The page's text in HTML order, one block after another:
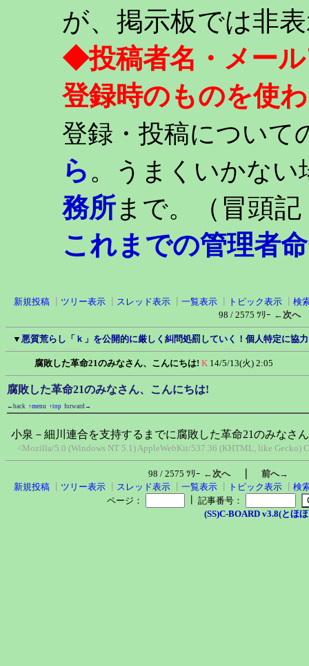
が、掲示板では非
◆投稿者名・メー
登録時のものを使
登録・投稿について
ら。うまくいかない
務所まで。 （冒
これまでの管理者
新規投稿 ツリー表示 スレッド表示 一覧表示 トピック表示
検
98 / 2575 ﾂﾘｰ ←次へ
▼ 悪質荒らし「ｋ」を公開的に厳しく糾問処罰していく！個人特定に協
腐敗した革命21のみなさん、こんにちは! K 14/5/13(火) 2:05
腐敗した革命21のみなさん、こんにちは!
←back ↑menu ↑top forward→
小泉－細川連合を支持するまでに腐敗した革命21のみなさ
<Mozilla/5.0 (Windows NT 5.1) AppleWebKit/537.36 (KHTML, like Gecko)
98 / 2575 ﾂﾘｰ ←次へ｜ 前へ→
新規投稿
ツリー表示 スレッド表示 一覧表示 トピック表示
検
ページ：
記事番号：
(SS)C-BOARD v3.8(とほ